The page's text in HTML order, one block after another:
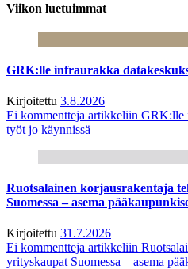
Viikon luetuimmat
GRK:lle infraurakka
Kirjoitettu 3.8.2026
Ei kommentteja artikkeliin GRK:lle
työt jo käynnissä
Ruotsalainen korjausrakentaja
Suomessa – asema
Kirjoitettu 31.7.2026
Ei kommentteja artikkeliin
yrityskaupat Suomessa – asema